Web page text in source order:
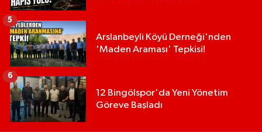
Arslanbeyli Köyü Derneği'nden
'Maden Araması' Tepkisi!
5
12 Bingölspor'da Yeni Yönetim
Göreve Başladı
6